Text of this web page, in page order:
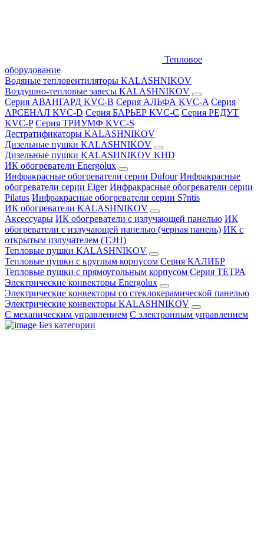
Тепловое
оборудование
Водяные тепловентиляторы KALASHNIKOV
Воздушно-тепловые завесы KALASHNIKOV
Серия АВАНГАРД KVC-B Серия АЛЬФА KVC-A Серия
АРСЕНАЛ KVC-D Серия БАРЬЕР KVC-C Серия РЕДУТ
KVC-P Серия ТРИУМФ KVC-S
Дестратификаторы KALASHNIKOV
Дизельные пушки KALASHNIKOV
Дизельные пушки KALASHNIKOV KHD
ИК обогреватели Energolux
Инфракрасные обогреватели серии Dufour Инфракрасные
обогреватели серии Eiger Инфракрасные обогреватели серии
Pilatus Инфракрасные обогреватели серии S?ntis
ИК обогреватели KALASHNIKOV
Аксессуары ИК обогреватели с излучающей панелью ИК
обогреватели с излучающей панелью (черная панель) ИК с
открытым излучателем (ТЭН)
Тепловые пушки KALASHNIKOV
Тепловые пушки с круглым корпусом Серия КАЛИБР
Тепловые пушки с прямоугольным корпусом Серия ТЕТРА
Электрические конвекторы Energolux
Электрические конвекторы со стеклокерамической панелью
Электрические конвекторы KALASHNIKOV
С механическим управлением С электронным управлением
Без категории